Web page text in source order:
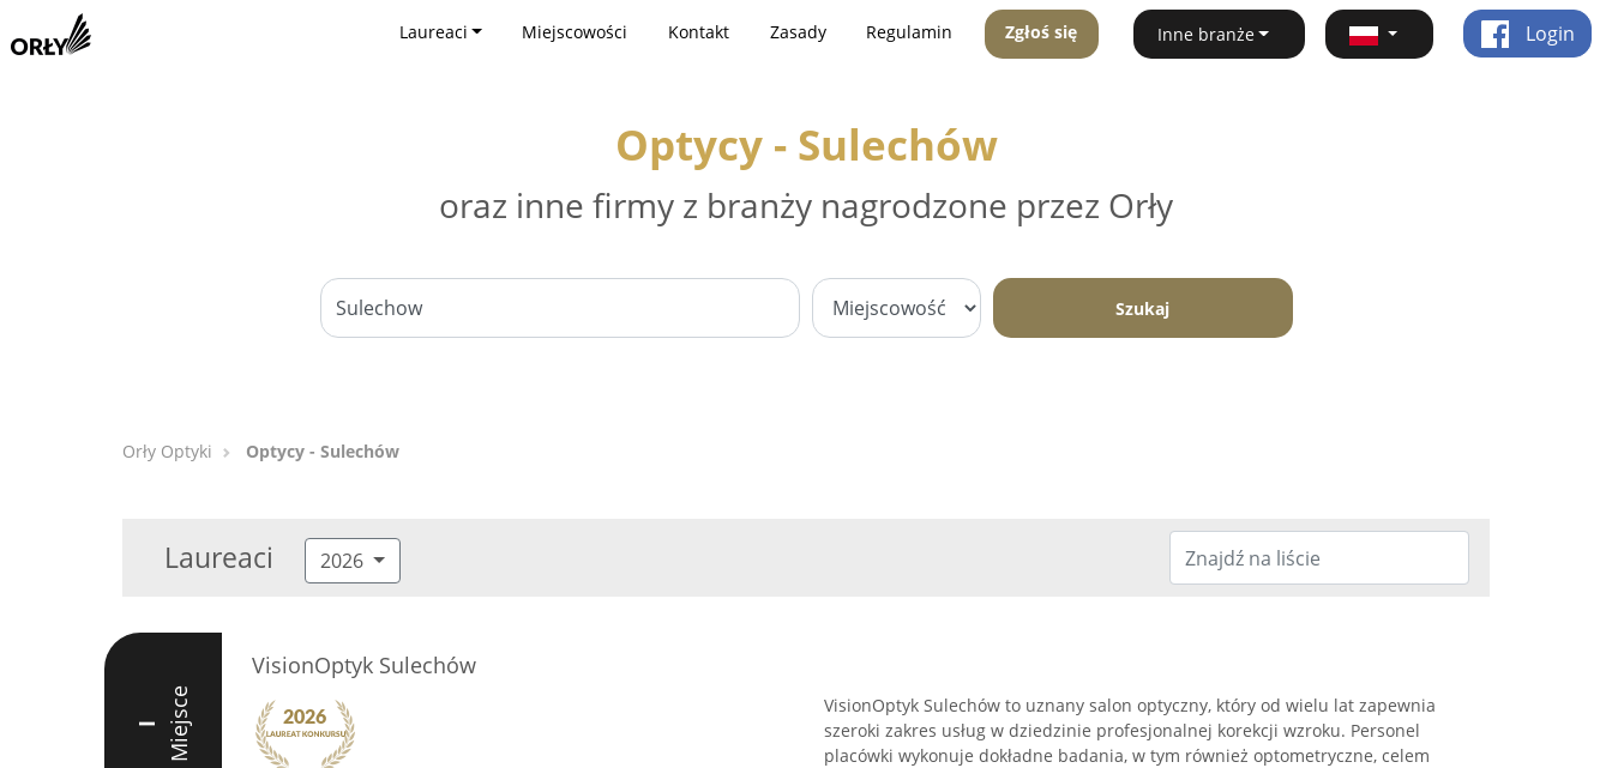
Laureaci Miejscowości Kontakt Zasady Regulamin Zgłoś się Inne branże Login
Optycy - Sulechów
oraz inne firmy z branży nagrodzone przez Orły
Szukaj
Orły Optyki Optycy - Sulechów
Laureaci 2026
I Miejsce
VisionOptyk Sulechów
VisionOptyk Sulechów to uznany salon optyczny, który od wielu lat zapewnia
szeroki zakres usług w dziedzinie profesjonalnej korekcji wzroku. Personel
placówki wykonuje dokładne badania, w tym również optometryczne, celem